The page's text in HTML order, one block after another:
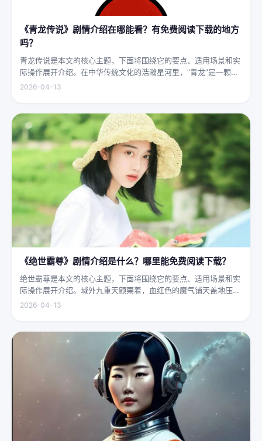
《青龙传说》剧情介绍在哪能看？有免费阅读下载的地方
吗？
青龙传说是本文的核心主题，下面将围绕它的要点、适用场景和实
际操作展开介绍。在中华传统文化的浩瀚星河里，“青龙”是一颗璀
璨夺目的明珠，它与白虎、朱雀、玄武并称“四灵”，雄踞东方，是
2026-04-13
《绝世霸尊》剧情介绍是什么？哪里能免费阅读下载？
绝世霸尊是本文的核心主题，下面将围绕它的要点、适用场景和实
际操作展开介绍。域外九重天颤栗着，血红色的魔气铺天盖地压向
人间界最后一道防线——诛仙阵。阵中百万仙神联军已是强弩之
2026-04-13